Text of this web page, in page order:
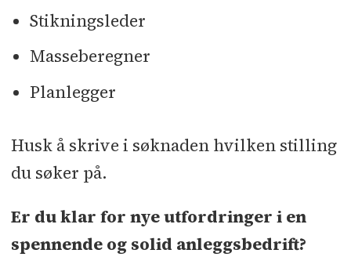
Stikningsleder
Masseberegner
Planlegger
Husk å skrive i søknaden hvilken stilling
du søker på.
Er du klar for nye utfordringer i en
spennende og solid anleggsbedrift?